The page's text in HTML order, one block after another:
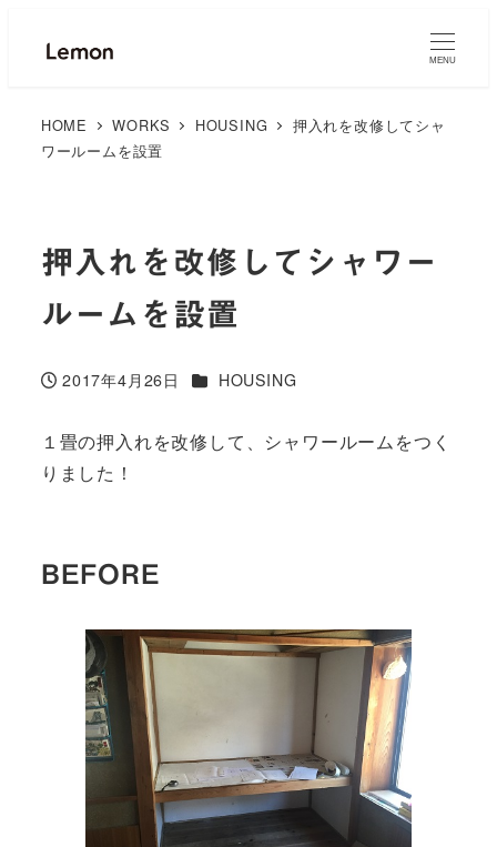
MENU
HOME WORKS HOUSING
押入れを改修してシャ
ワールームを設置
押入れを改修してシャワー
ルームを設置
投稿日
2017年4月26日 カテゴリー
HOUSING
１畳の押入れを改修して、シャワールームをつく
りました！
BEFORE